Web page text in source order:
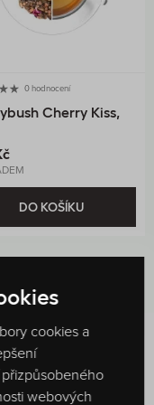
0 hodnocení
Cherry Kiss,
DO KOŠÍKU
cookies a
webových